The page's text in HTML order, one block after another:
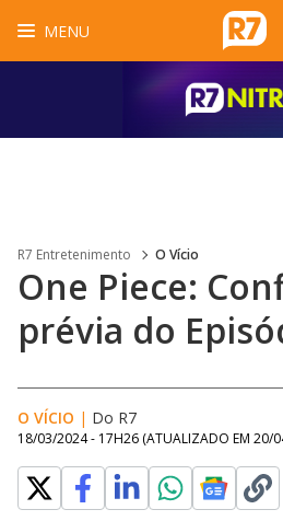
MENU
R7 Entretenimento O Vício
One Piece:
prévia do
O VÍCIO | Do R7
18/03/2024 - 17H26 (ATUALIZADO EM 20/